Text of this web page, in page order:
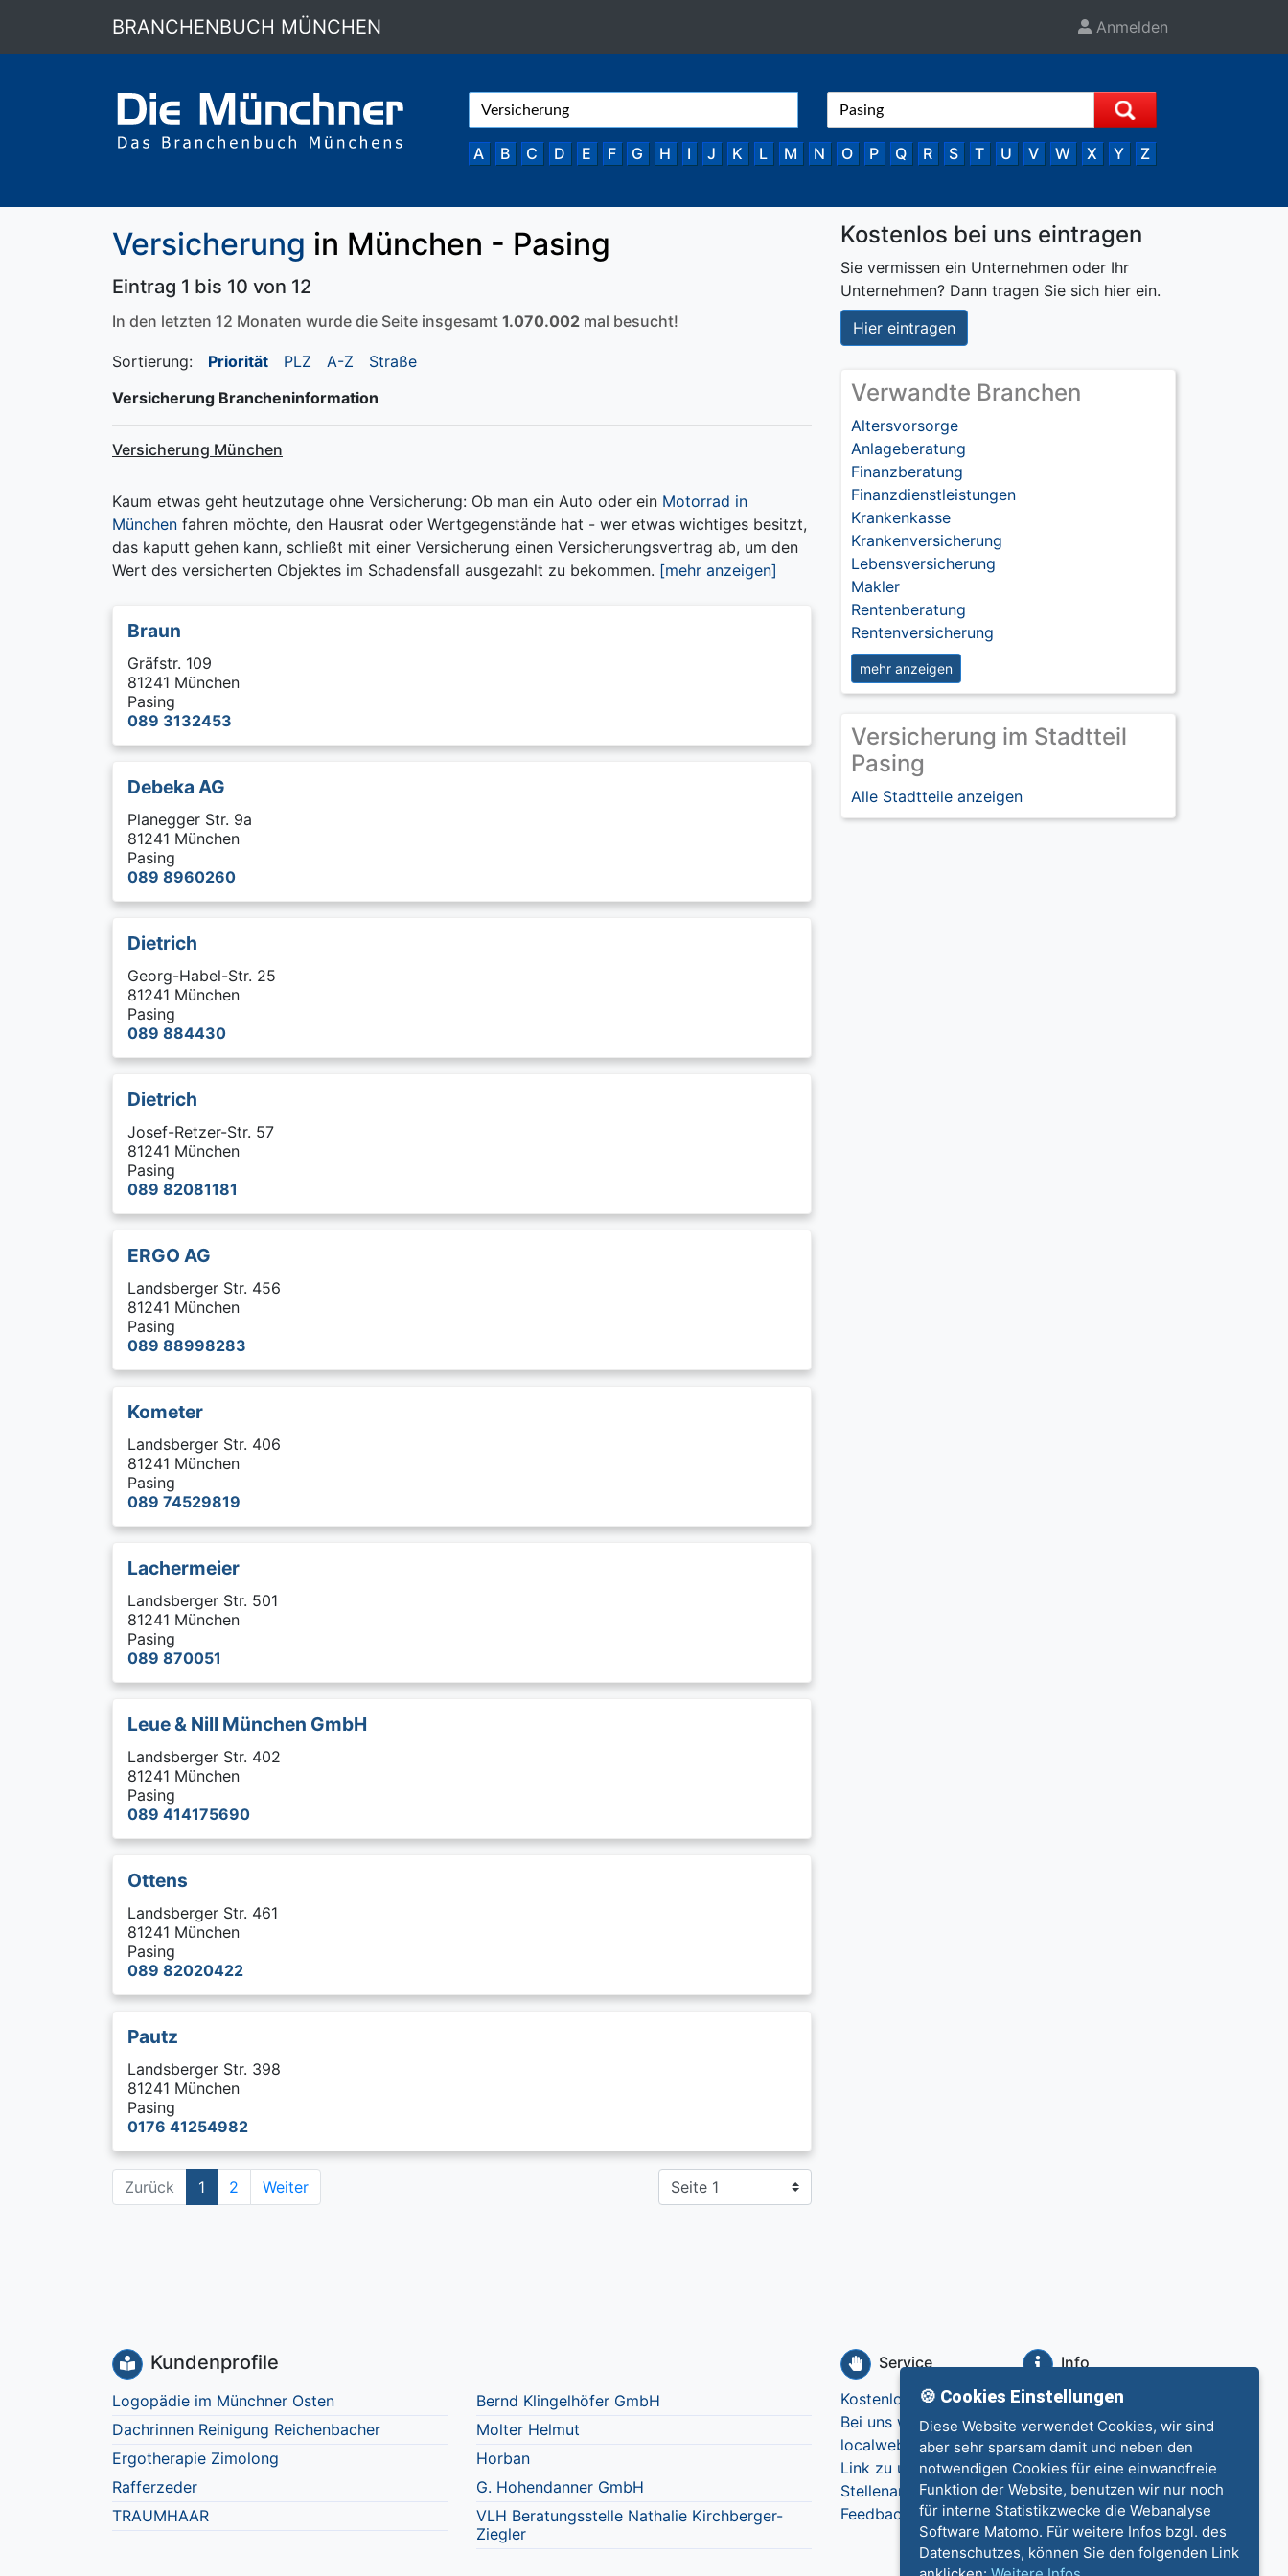
BRANCHENBUCH MÜNCHEN Anmelden
A B C D E F G H I J K L M N O P Q R S T U V W X Y Z
Versicherung in München - Pasing
Eintrag 1 bis 10 von 12
In den letzten 12 Monaten wurde die Seite insgesamt 1.070.002 mal besucht!
Sortierung: Priorität PLZ A-Z
Straße
Versicherung Brancheninformation
Versicherung München
Kaum etwas geht heutzutage ohne Versicherung: Ob man ein Auto oder ein Motorrad in
München fahren möchte, den Hausrat oder Wertgegenstände hat - wer etwas wichtiges besitzt,
das kaputt gehen kann, schließt mit einer Versicherung einen Versicherungsvertrag ab, um den
Wert des versicherten Objektes im Schadensfall ausgezahlt zu bekommen. [mehr anzeigen]
Braun
Gräfstr. 109
81241 München
Pasing
089 3132453
Debeka AG
Planegger Str. 9a
81241 München
Pasing
089 8960260
Dietrich
Georg-Habel-Str. 25
81241 München
Pasing
089 884430
Dietrich
Josef-Retzer-Str. 57
81241 München
Pasing
089 82081181
ERGO AG
Landsberger Str. 456
81241 München
Pasing
089 88998283
Kometer
Landsberger Str. 406
81241 München
Pasing
089 74529819
Lachermeier
Landsberger Str. 501
81241 München
Pasing
089 870051
Leue & Nill München GmbH
Landsberger Str. 402
81241 München
Pasing
089 414175690
Ottens
Landsberger Str. 461
81241 München
Pasing
089 82020422
Pautz
Landsberger Str. 398
81241 München
Pasing
0176 41254982
Zurück 1 2 Weiter
Kostenlos bei uns eintragen
Sie vermissen ein Unternehmen oder Ihr
Unternehmen? Dann tragen Sie sich hier ein.
Hier eintragen
Verwandte Branchen
Altersvorsorge
Anlageberatung
Finanzberatung
Finanzdienstleistungen
Krankenkasse
Krankenversicherung
Lebensversicherung
Makler
Rentenberatung
Rentenversicherung
mehr anzeigen
Versicherung im Stadtteil
Pasing
Alle Stadtteile anzeigen
Kundenprofile
Logopädie im Münchner Osten
Dachrinnen Reinigung Reichenbacher
Ergotherapie Zimolong
Rafferzeder
TRAUMHAAR
Bernd Klingelhöfer GmbH
Molter Helmut
Horban
G. Hohendanner GmbH
VLH Beratungsstelle Nathalie Kirchberger-
Ziegler
Service
Kostenlos eintragen
Bei uns werben
localweb.de
Link zu uns
Stellenangebote
Feedback
Info
Datenschutz
Impressum
Kontakt
🍪 Cookies Einstellungen
Diese Website verwendet Cookies, wir sind
aber sehr sparsam damit und neben den
notwendigen Cookies für eine einwandfreie
Funktion der Website, benutzen wir nur noch
für interne Statistikzwecke die Webanalyse
Software Matomo. Für weitere Infos bzgl. des
Datenschutzes, können Sie den folgenden Link